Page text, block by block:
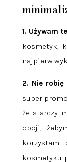
1. Używam
kosmetyk,
najpierw
2. Nie robię
super
że starczy
opcji,
korzystam
kosmetyku